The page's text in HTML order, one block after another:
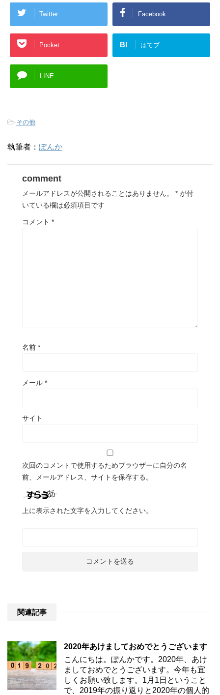
Twitter Facebook
Pocket B! はてブ
LINE
-その他
執筆者： ぽんか
comment
メールアドレスが公開されることはありません。 * が付
いている欄は必須項目です
コメント *
名前 *
メール *
サイト
次回のコメントで使用するためブラウザーに自分の名
前、メールアドレス、サイトを保存する。
上に表示された文字を入力してください。
関連記事
2020年あけましておめでとうございます
こんにちは。ぽんかです。2020年、あけ
ましておめでとうございます。今年も宜
しくお願い致します。1月1日ということ
で、2019年の振り返りと2020年の個人的